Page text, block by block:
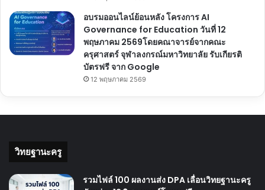
อบรมออนไลน์ย้อนหลัง โครงการ AI
Governance for Education วันที่ 12
พฤษภาคม 2569โดยคณาจารย์จากคณะ
ครุศาสตร์ จุฬาลงกรณ์มหาวิทยาลัย รับเกียรติ
บัตรฟรี จาก Google
12 พฤษภาคม 2569
วิทยฐานะครู
รวมไฟล์ 100 ผลงานส่ง DPA เลื่อนวิทยฐานะครู